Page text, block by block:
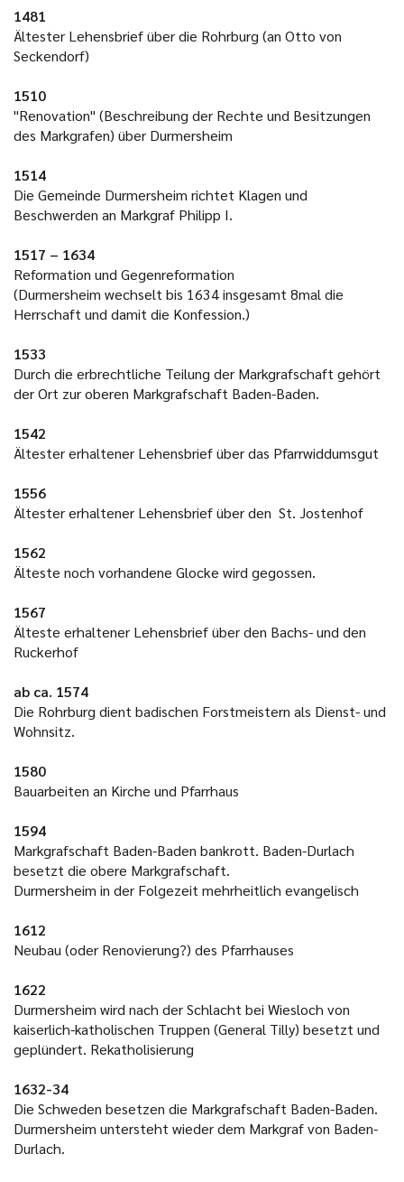
1481
Ältester Lehensbrief über die Rohrburg (an Otto von
Seckendorf)
1510
"Renovation" (Beschreibung der Rechte und Besitzungen
des Markgrafen) über Durmersheim
1514
Die Gemeinde Durmersheim richtet Klagen und
Beschwerden an Markgraf Philipp I.
1517 – 1634
Reformation und Gegenreformation
(Durmersheim wechselt bis 1634 insgesamt 8mal die
Herrschaft und damit die Konfession.)
1533
Durch die erbrechtliche Teilung der Markgrafschaft gehört
der Ort zur oberen Markgrafschaft Baden-Baden.
1542
Ältester erhaltener Lehensbrief über das Pfarrwiddumsgut
1556
Ältester erhaltener Lehensbrief über den St. Jostenhof
1562
Älteste noch vorhandene Glocke wird gegossen.
1567
Älteste erhaltener Lehensbrief über den Bachs- und den
Ruckerhof
ab ca. 1574
Die Rohrburg dient badischen Forstmeistern als Dienst- und
Wohnsitz.
1580
Bauarbeiten an Kirche und Pfarrhaus
1594
Markgrafschaft Baden-Baden bankrott. Baden-Durlach
besetzt die obere Markgrafschaft.
Durmersheim in der Folgezeit mehrheitlich evangelisch
1612
Neubau (oder Renovierung?) des Pfarrhauses
1622
Durmersheim wird nach der Schlacht bei Wiesloch von
kaiserlich-katholischen Truppen (General Tilly) besetzt und
geplündert. Rekatholisierung
1632-34
Die Schweden besetzen die Markgrafschaft Baden-Baden.
Durmersheim untersteht wieder dem Markgraf von Baden-
Durlach.